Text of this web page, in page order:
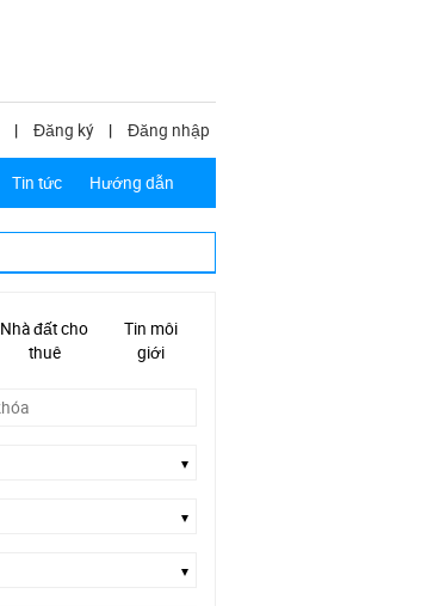
| Đăng ký | Đăng nhập
Tin tức Hướng dẫn
Nhà đất cho
thuê
Tin môi
giới